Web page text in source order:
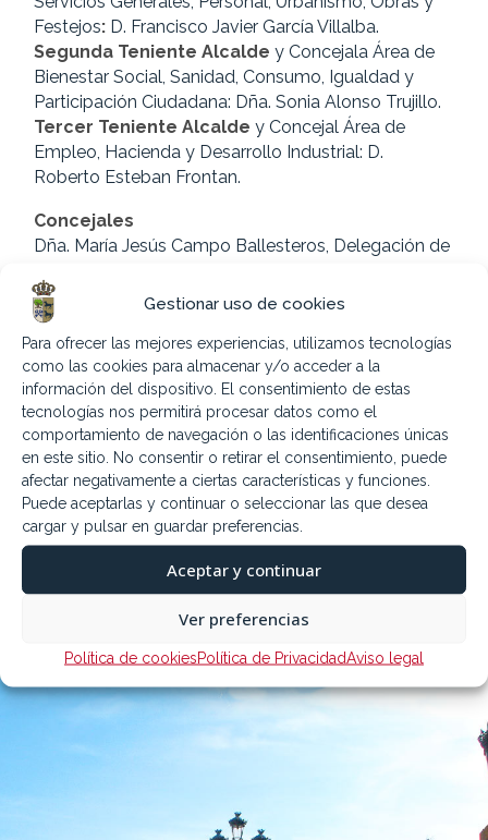
Gestionar uso de cookies
Para ofrecer las mejores experiencias, utilizamos tecnologías
como las cookies para almacenar y/o acceder a la
información del dispositivo. El consentimiento de estas
tecnologías nos permitirá procesar datos como el
comportamiento de navegación o las identificaciones únicas
en este sitio. No consentir o retirar el consentimiento, puede
afectar negativamente a ciertas características y funciones.
Puede aceptarlas y continuar o seleccionar las que desea
cargar y pulsar en guardar preferencias.
Aceptar y continuar
Ver preferencias
Política de cookiesPolítica de PrivacidadAviso legal
Festejos: D. Francisco Javier García Villalba.
Segunda Teniente Alcalde y Concejala Área de
Bienestar Social, Sanidad, Consumo, Igualdad y
Participación Ciudadana: Dña. Sonia Alonso Trujillo.
Tercer Teniente Alcalde y Concejal Área de
Empleo, Hacienda y Desarrollo Industrial: D.
Roberto Esteban Frontan.
Concejales
Dña. María Jesús Campo Ballesteros, Delegación de
D. Francisco Rámirez Gutiérrez, Delegación de
Agricultura, Medio Ambiente, Agenda 2030 y
Caminos Municipales.
Dña. Rut Ramos Villalba, Delegación de Deportes.
Juventud y Fondos PRTR.
Concejales
D. Alfonso Manuel Corral Gil
Dña. Diana Palencia Bonilla
Dña. María Gema Olivares Saldaña
Dña. Patricia Jimenez Vallejo
Secretario – Interventor – Tesorero
D. Miguel Ángel Flores Huete.